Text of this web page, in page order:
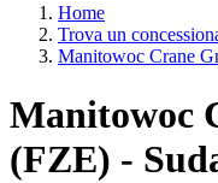
Home
Trova un
Manitowoc Crane
Manitowoc
(FZE) -